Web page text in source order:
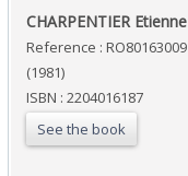
‎CHARPENTIER Etienne‎
Reference : RO80163009
(1981)
ISBN : 2204016187
See the book